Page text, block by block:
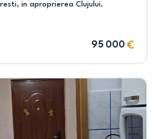
in aproprierea Clujului.
95 000